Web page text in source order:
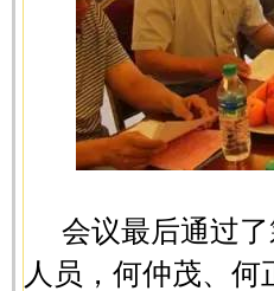
会议最后通过
人员，何仲茂、